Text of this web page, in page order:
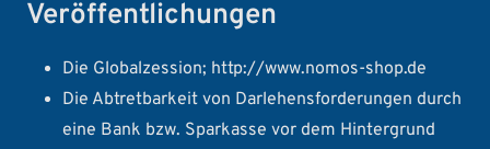
Veröffentlichungen
Die Globalzession; http://www.nomos-shop.de
Die Abtretbarkeit von Darlehensforderungen durch
eine Bank bzw. Sparkasse vor dem Hintergrund